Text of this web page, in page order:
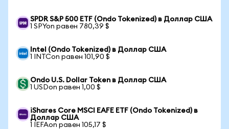
SPDR S&P 500 ETF (Ondo Tokenized) в Доллар США
1 SPYon равен 780,39 $
Intel (Ondo Tokenized) в Доллар США
1 INTCon равен 101,90 $
Ondo U.S. Dollar Token в Доллар США
1 USDon равен 1,00 $
iShares Core MSCI EAFE ETF (Ondo Tokenized) в
Доллар США
1 IEFAon равен 105,17 $